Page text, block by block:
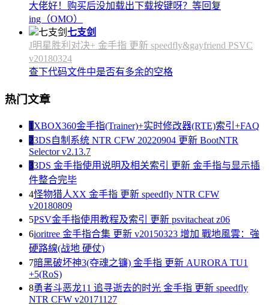
大佬好！购买后没加载出下载按键呀？等回复
ing（OMO）
七支剑
J明星胜利对决+ 金手指 更新 speedfly&gayfriend PSVC
v20180324
查下代码文件中是否有多余的空格
热门文章
1 XBOX360金手指(Trainer)+实时修改器(RTE)索引+FAQ
23DS自制系统 NTR CFW 20220904 更新 BootNTR
Selector v2.13.7
33DS 金手指使用说明及相关索引 更新 金手指与显示插
件整合完毕
4怪物猎人XX 金手指 更新 speedfly NTR CFW
v20180809
5PSV金手指使用教程及索引 更新 psvitacheat z06
6ioritree 金手指合集 更新 v20150323 增加 戰地風雲：強
硬路線(战地 硬仗)
7暗黑破坏神3(夺魂之镰) 金手指 更新 AURORA TU1
+5(RoS)
8勇者斗恶龙11 追寻逝去的时光 金手指 更新 speedfly
NTR CFW v20171127